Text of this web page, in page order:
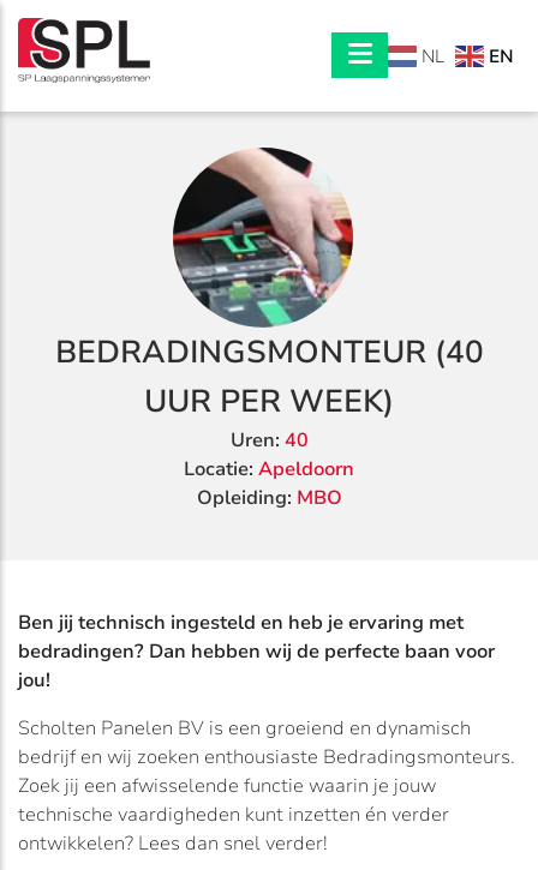
NL EN
BEDRADINGSMONTEUR (40
UUR PER WEEK)
Uren: 40
Locatie: Apeldoorn
Opleiding: MBO
Ben jij technisch ingesteld en heb je ervaring met
bedradingen? Dan hebben wij de perfecte baan voor
jou!
Scholten Panelen BV is een groeiend en dynamisch
bedrijf en wij zoeken enthousiaste Bedradingsmonteurs.
Zoek jij een afwisselende functie waarin je jouw
technische vaardigheden kunt inzetten én verder
ontwikkelen? Lees dan snel verder!